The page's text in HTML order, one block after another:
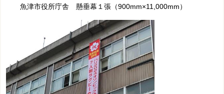
魚津市役所庁舎 懸垂幕１張（900mm×11,000mm）